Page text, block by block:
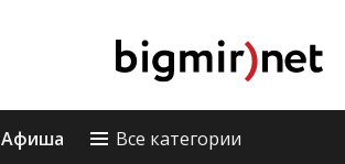
Афиша Все категории